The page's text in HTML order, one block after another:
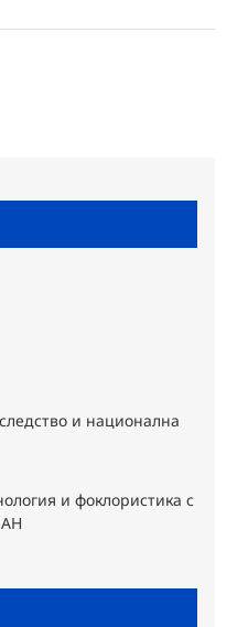
и национална
и фоклористика с